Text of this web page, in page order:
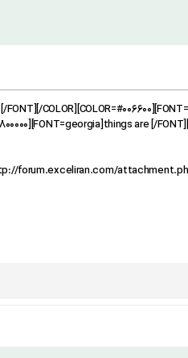
[/FONT][/
are [/